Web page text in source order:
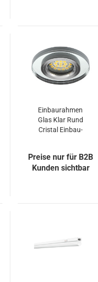
Einbaurahmen
Glas Klar Rund
Cristal Einbau-
Preise nur für B2B
Kunden sichtbar